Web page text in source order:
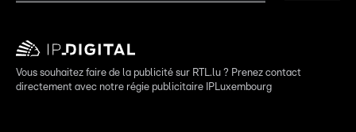
Vous souhaitez faire de la publicité sur RTL.lu ? Prenez contact
directement avec notre régie publicitaire IPLuxembourg